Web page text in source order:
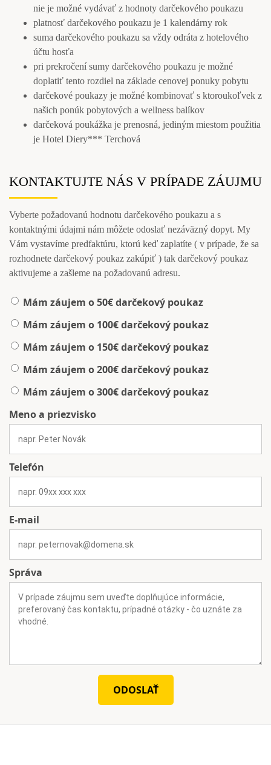
nie je možné vydávať z hodnoty darčekového poukazu
platnosť darčekového poukazu je 1 kalendárny rok
suma darčekového poukazu sa vždy odráta z hotelového
účtu hosťa
pri prekročení sumy darčekového poukazu je možné
doplatiť tento rozdiel na základe cenovej ponuky pobytu
darčekové poukazy je možné kombinovať s ktoroukoľvek z
našich ponúk pobytových a wellness balíkov
darčeková poukážka je prenosná, jediným miestom použitia
je Hotel Diery*** Terchová
KONTAKTUJTE NÁS V PRÍPADE ZÁUJMU
Vyberte požadovanú hodnotu darčekového poukazu a s
kontaktnými údajmi nám môžete odoslať nezáväzný dopyt. My
Vám vystavíme predfaktúru, ktorú keď zaplatíte ( v prípade, že sa
rozhodnete darčekový poukaz zakúpiť ) tak darčekový poukaz
aktivujeme a zašleme na požadovanú adresu.
Mám záujem o 50€ darčekový poukaz
Mám záujem o 100€ darčekový poukaz
Mám záujem o 150€ darčekový poukaz
Mám záujem o 200€ darčekový poukaz
Mám záujem o 300€ darčekový poukaz
Meno a priezvisko
Telefón
E-mail
Správa